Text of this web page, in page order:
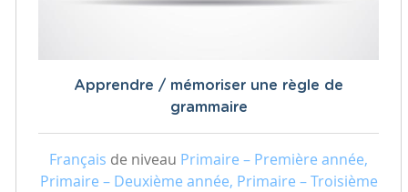
Apprendre / mémoriser une règle de
grammaire
Français de niveau Primaire – Première année,
Primaire – Deuxième année, Primaire – Troisième